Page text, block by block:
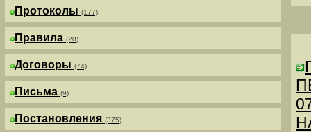
Протоколы (177)
Правила (20)
Договоры (74)
Письма (9)
Постановления (375)